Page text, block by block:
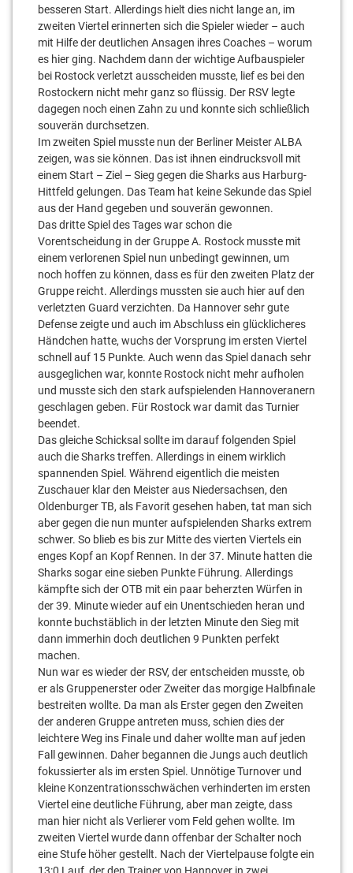
besseren Start. Allerdings hielt dies nicht lange an, im
zweiten Viertel erinnerten sich die Spieler wieder – auch
mit Hilfe der deutlichen Ansagen ihres Coaches – worum
es hier ging. Nachdem dann der wichtige Aufbauspieler
bei Rostock verletzt ausscheiden musste, lief es bei den
Rostockern nicht mehr ganz so flüssig. Der RSV legte
dagegen noch einen Zahn zu und konnte sich schließlich
souverän durchsetzen.
Im zweiten Spiel musste nun der Berliner Meister ALBA
zeigen, was sie können. Das ist ihnen eindrucksvoll mit
einem Start – Ziel – Sieg gegen die Sharks aus Harburg-
Hittfeld gelungen. Das Team hat keine Sekunde das Spiel
aus der Hand gegeben und souverän gewonnen.
Das dritte Spiel des Tages war schon die
Vorentscheidung in der Gruppe A. Rostock musste mit
einem verlorenen Spiel nun unbedingt gewinnen, um
noch hoffen zu können, dass es für den zweiten Platz der
Gruppe reicht. Allerdings mussten sie auch hier auf den
verletzten Guard verzichten. Da Hannover sehr gute
Defense zeigte und auch im Abschluss ein glücklicheres
Händchen hatte, wuchs der Vorsprung im ersten Viertel
schnell auf 15 Punkte. Auch wenn das Spiel danach sehr
ausgeglichen war, konnte Rostock nicht mehr aufholen
und musste sich den stark aufspielenden Hannoveranern
geschlagen geben. Für Rostock war damit das Turnier
beendet.
Das gleiche Schicksal sollte im darauf folgenden Spiel
auch die Sharks treffen. Allerdings in einem wirklich
spannenden Spiel. Während eigentlich die meisten
Zuschauer klar den Meister aus Niedersachsen, den
Oldenburger TB, als Favorit gesehen haben, tat man sich
aber gegen die nun munter aufspielenden Sharks extrem
schwer. So blieb es bis zur Mitte des vierten Viertels ein
enges Kopf an Kopf Rennen. In der 37. Minute hatten die
Sharks sogar eine sieben Punkte Führung. Allerdings
kämpfte sich der OTB mit ein paar beherzten Würfen in
der 39. Minute wieder auf ein Unentschieden heran und
konnte buchstäblich in der letzten Minute den Sieg mit
dann immerhin doch deutlichen 9 Punkten perfekt
machen.
Nun war es wieder der RSV, der entscheiden musste, ob
er als Gruppenerster oder Zweiter das morgige Halbfinale
bestreiten wollte. Da man als Erster gegen den Zweiten
der anderen Gruppe antreten muss, schien dies der
leichtere Weg ins Finale und daher wollte man auf jeden
Fall gewinnen. Daher begannen die Jungs auch deutlich
fokussierter als im ersten Spiel. Unnötige Turnover und
kleine Konzentrationsschwächen verhinderten im ersten
Viertel eine deutliche Führung, aber man zeigte, dass
man hier nicht als Verlierer vom Feld gehen wollte. Im
zweiten Viertel wurde dann offenbar der Schalter noch
eine Stufe höher gestellt. Nach der Viertelpause folgte ein